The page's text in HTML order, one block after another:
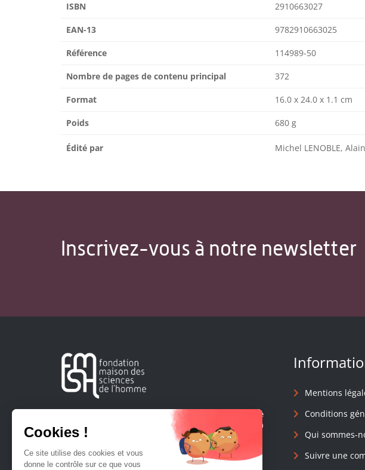
ISBN 2910663027
EAN-13 9782910663025
Référence 114989-50
Nombre de pages de contenu principal 372
Format 16.0 x 24.0 x 1.1 cm
Poids 680 g
Édité par Michel LENOBLE,
Inscrivez-vous à notre newsletter
Créée en 1963, la Fondation Maison Sciences de l'Homme
soutient la recherche et la diffusion des connaissances en
sciences humaines et sociales.
Mentions
Conditions
Qui sommes-
Suivre une